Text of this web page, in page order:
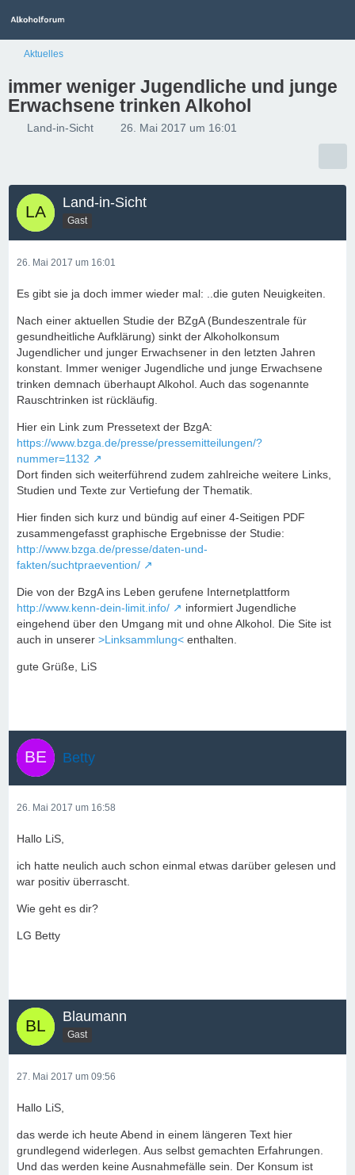
Aktuelles
immer weniger Jugendliche und junge
Erwachsene trinken Alkohol
Land-in-Sicht 26. Mai 2017 um 16:01
Land-in-Sicht
Gast
26. Mai 2017 um 16:01
Es gibt sie ja doch immer wieder mal: ..die guten Neuigkeiten.
Nach einer aktuellen Studie der BZgA (Bundeszentrale für
gesundheitliche Aufklärung) sinkt der Alkoholkonsum
Jugendlicher und junger Erwachsener in den letzten Jahren
konstant. Immer weniger Jugendliche und junge Erwachsene
trinken demnach überhaupt Alkohol. Auch das sogenannte
Rauschtrinken ist rückläufig.
Hier ein Link zum Pressetext der BzgA:
https://www.bzga.de/presse/pressemitteilungen/?
nummer=1132
Dort finden sich weiterführend zudem zahlreiche weitere Links,
Studien und Texte zur Vertiefung der Thematik.
Hier finden sich kurz und bündig auf einer 4-Seitigen PDF
zusammengefasst graphische Ergebnisse der Studie:
http://www.bzga.de/presse/daten-und-
fakten/suchtpraevention/
Die von der BzgA ins Leben gerufene Internetplattform
http://www.kenn-dein-limit.info/
informiert Jugendliche
eingehend über den Umgang mit und ohne Alkohol. Die Site ist
auch in unserer >Linksammlung< enthalten.
gute Grüße, LiS
Betty
26. Mai 2017 um 16:58
Hallo LiS,
ich hatte neulich auch schon einmal etwas darüber gelesen und
war positiv überrascht.
Wie geht es dir?
LG Betty
Blaumann
Gast
27. Mai 2017 um 09:56
Hallo LiS,
das werde ich heute Abend in einem längeren Text hier
grundlegend widerlegen. Aus selbst gemachten Erfahrungen.
Und das werden keine Ausnahmefälle sein. Der Konsum ist